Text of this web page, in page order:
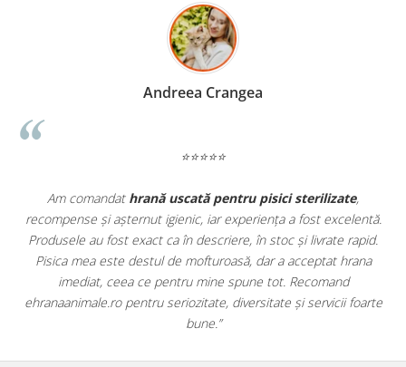
rapid.
hrana
foarte
Madalina Stancea
Apreciez foarte mult faptul că peehranaanimale.ro
doar hrană, ci și produse dinfarmacia veterinară
antiparazitare, suplimente și soluții de îngrijire. Este
comod să pot comanda tot ce am nevoie pentru
dintr-un singur loc. Livrarea a fost rapidă, iar produsele
originale și în termen. Magazin serios, bine organizat și
pentru orice stăpân de animale.